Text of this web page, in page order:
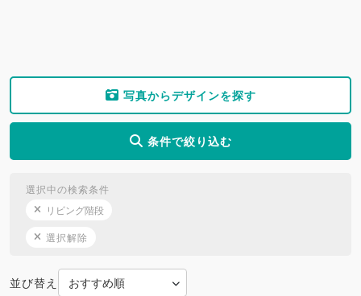
写真からデザインを探す
条件で絞り込む
選択中の検索条件
リビング階段
選択解除
並び替え